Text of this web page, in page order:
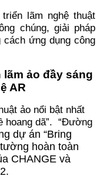
lãm nghệ thuật
chúng, giải pháp
cách ứng dụng công
ảo đầy sáng
AR
ảo nổi bật nhất
hoang dã”. “Đường
dự án “Bring
hoàn toàn
CHANGE và